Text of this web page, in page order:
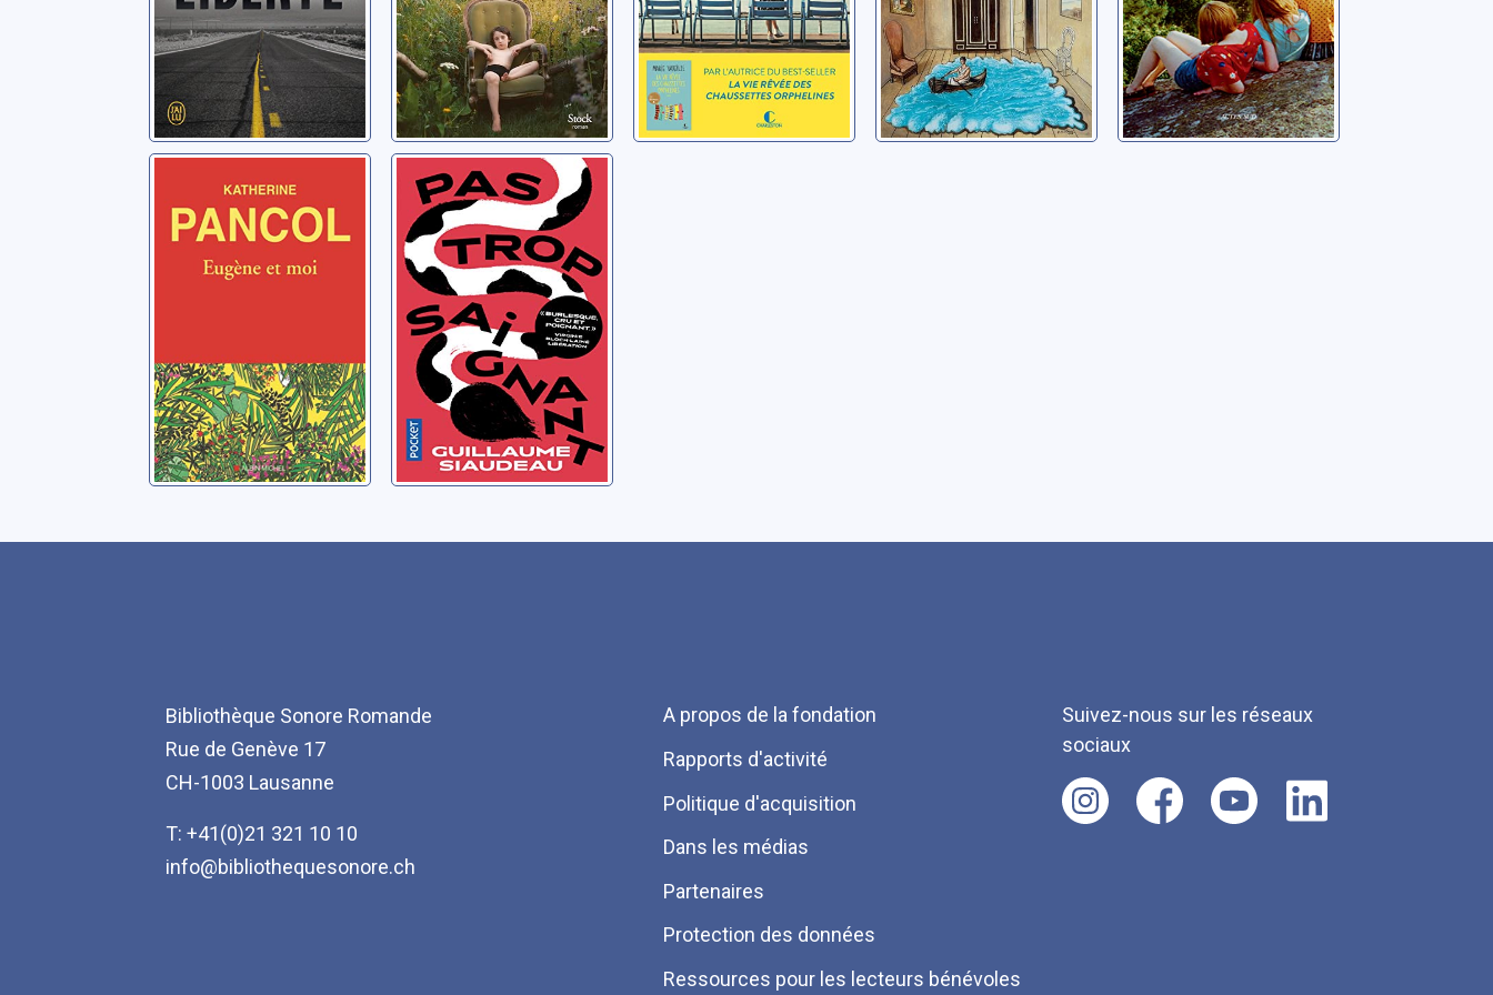
Pancol, Katherine
Pas trop
saignant
Siaudeau, Guillaume
Bibliothèque Sonore Romande
Rue de Genève 17
CH-1003 Lausanne
T: +41(0)21 321 10 10
info@bibliothequesonore.ch
Menu
Pied
de
page
A propos de la fondation
Rapports d'activité
Politique d'acquisition
Dans les médias
Partenaires
Protection des données
Ressources pour les lecteurs bénévoles
Suivez-nous sur les réseaux
sociaux